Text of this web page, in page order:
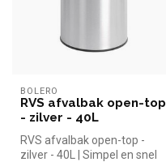
BOLERO
RVS afvalbak open-top
- zilver - 40L
RVS afvalbak open-top -
zilver - 40L | Simpel en snel